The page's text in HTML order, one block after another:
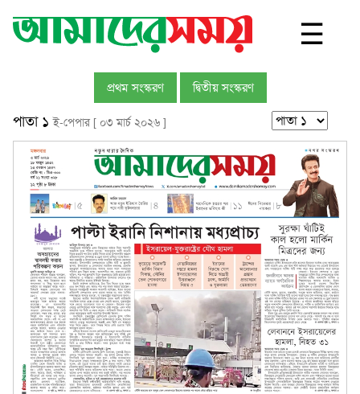
☰
প্রথম সংস্করণ দ্বিতীয় সংস্করণ
পাতা ১ই-পেপার [ ০৩ মার্চ ২০২৬ ]